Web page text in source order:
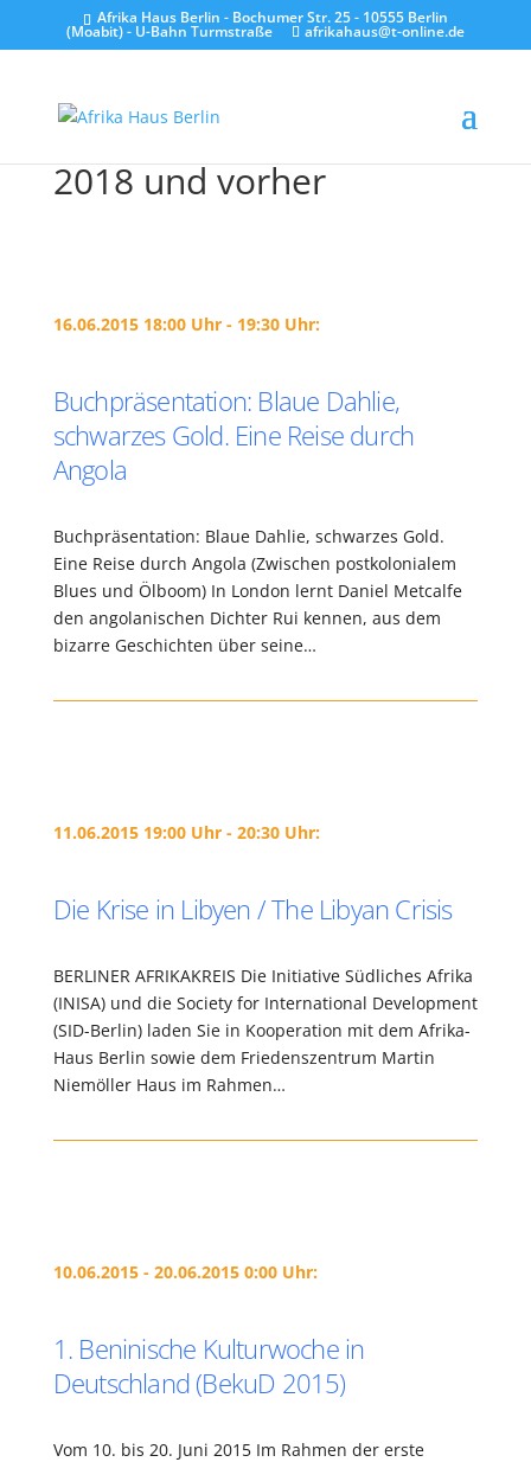
Afrika Haus Berlin - Bochumer Str. 25 - 10555 Berlin
(Moabit) - U-Bahn Turmstraße afrikahaus@t-online.de
2018 und vorher
16.06.2015 18:00 Uhr - 19:30 Uhr:
Buchpräsentation: Blaue Dahlie,
schwarzes Gold. Eine Reise durch
Angola
Buchpräsentation: Blaue Dahlie, schwarzes Gold.
Eine Reise durch Angola (Zwischen postkolonialem
Blues und Ölboom) In London lernt Daniel Metcalfe
den angolanischen Dichter Rui kennen, aus dem
bizarre Geschichten über seine…
11.06.2015 19:00 Uhr - 20:30 Uhr:
Die Krise in Libyen / The Libyan Crisis
BERLINER AFRIKAKREIS Die Initiative Südliches Afrika
(INISA) und die Society for International Development
(SID-Berlin) laden Sie in Kooperation mit dem Afrika-
Haus Berlin sowie dem Friedenszentrum Martin
Niemöller Haus im Rahmen…
10.06.2015 - 20.06.2015 0:00 Uhr:
1. Beninische Kulturwoche in
Deutschland (BekuD 2015)
Vom 10. bis 20. Juni 2015 Im Rahmen der erste